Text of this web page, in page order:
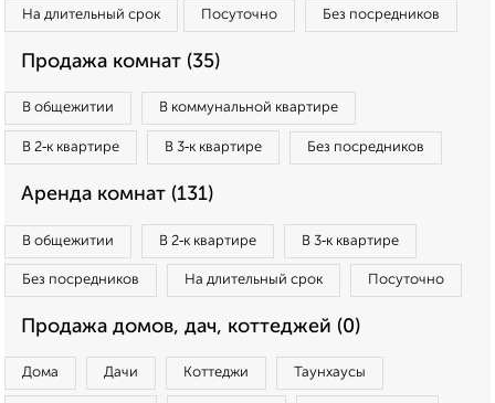
На длительный срок Посуточно Без посредников
Продажа комнат (35)
В общежитии В коммунальной квартире
В 2‑к квартире В 3‑к квартире Без посредников
Аренда комнат (131)
В общежитии В 2‑к квартире В 3‑к квартире
Без посредников На длительный срок Посуточно
Продажа домов, дач, коттеджей (0)
Дома Дачи Коттеджи Таунхаусы